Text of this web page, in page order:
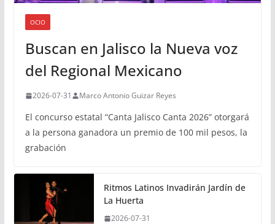
OCIO
Buscan en Jalisco la Nueva voz
del Regional Mexicano
2026-07-31 Marco Antonio Guizar Reyes
El concurso estatal “Canta Jalisco Canta 2026” otorgará
a la persona ganadora un premio de 100 mil pesos, la
grabación
Ritmos Latinos Invadirán Jardín de
La Huerta
2026-07-31